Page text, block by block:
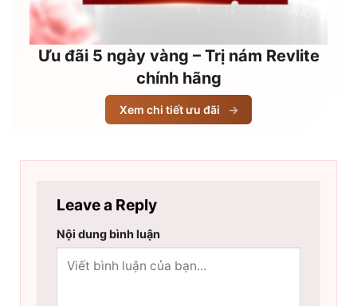
Ưu đãi 5 ngày vàng – Trị nám Revlite
chính hãng
Xem chi tiết ưu đãi →
Leave a Reply
Nội dung bình luận